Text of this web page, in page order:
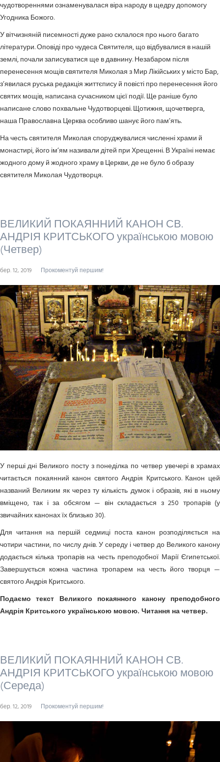
чудотвореннями ознаменувалася віра народу в щедру допомогу
Угодника Божого.
У вітчизняній писемності дуже рано склалося про нього багато
літератури. Оповіді про чудеса Святителя, що відбувалися в нашій
землі, почали записуватися ще в давнину. Незабаром після
перенесення мощів святителя Миколая з Мир Лікійських у місто Бар,
з’явилася руська редакція життєпису й повісті про перенесення його
святих мощів, написана сучасником цієї події. Ще раніше було
написане слово похвальне Чудотворцеві. Щотижня, щочетверга,
наша Православна Церква особливо шанує його пам’ять.
На честь святителя Миколая споруджувалися численні храми й
монастирі, його ім’ям називали дітей при Хрещенні. В Україні немає
жодного дому й жодного храму в Церкви, де не було б образу
святителя Миколая Чудотворця.
ВЕЛИКИЙ ПОКАЯННИЙ КАНОН СВ.
АНДРІЯ КРИТСЬКОГО українською мовою
(Четвер)
бер. 12, 2019 Прокоментуй першим!
У перші дні Великого посту з понеділка по четвер увечері в храмах
читається покаянний канон святого Андрія Критського. Канон цей
названий Великим як через ту кількість думок і образів, які в ньому
вміщено, так і за обсягом — він складається з 250 тропарів (у
звичайних канонах їх близько 30).
Для читання на першій седмиці поста канон розподіляється на
чотири частини, по числу днів. У середу і четвер до Великого канону
додається кілька тропарів на честь преподобної Марії Єгипетської.
Завершується кожна частина тропарем на честь його творця —
святого Андрія Критського.
Подаємо текст Великого покаянного канону преподобного
Андрія Критського українською мовою. Читання на четвер.
ВЕЛИКИЙ ПОКАЯННИЙ КАНОН СВ.
АНДРІЯ КРИТСЬКОГО українською мовою
(Середа)
бер. 12, 2019 Прокоментуй першим!